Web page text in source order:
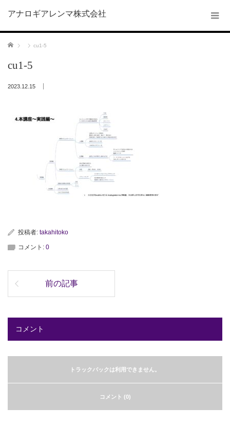
アナロギアレンマ株式会社
ホーム cu1-5
cu1-5
2023.12.15
投稿者: takahitoko
コメント: 0
前の記事
コメント
トラックバックは利用できません。
コメント (0)